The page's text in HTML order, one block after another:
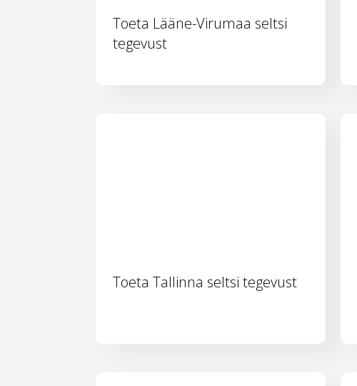
Toeta Lääne-Virumaa seltsi
tegevust
Toeta Tallinna seltsi tegevust